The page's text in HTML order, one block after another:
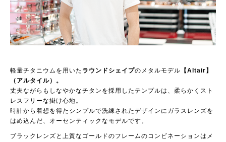
軽量チタニウムを用いた ラウンドシェイプのメタルモデル 【Altair】
（アルタイル）。
丈夫ながらもしなやかなチタンを採用したテンプルは、柔らかくスト
レスフリーな掛け心地。
時計から着想を得たシンプルで洗練されたデザインにガラスレンズを
はめ込んだ、オーセンティックなモデルです。
ブラックレンズと上質なゴールドのフレームのコンビネーションはメ